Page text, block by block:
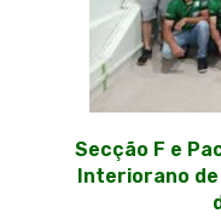
Secção F e
Interiorano